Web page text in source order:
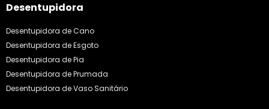
Desentupidora
Desentupidora de Cano
Desentupidora de Esgoto
Desentupidora de Pia
Desentupidora de Prumada
Desentupidora de Vaso Sanitário